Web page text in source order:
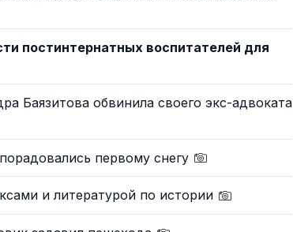
постинтернатных воспитателей для
Баязитова обвинила своего экс-адвоката
первому снегу
и литературой по истории